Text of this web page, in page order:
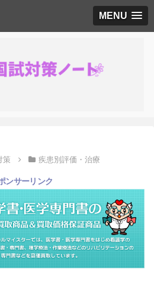
MENU
策 疾患別評価・治療
ンサーリンク